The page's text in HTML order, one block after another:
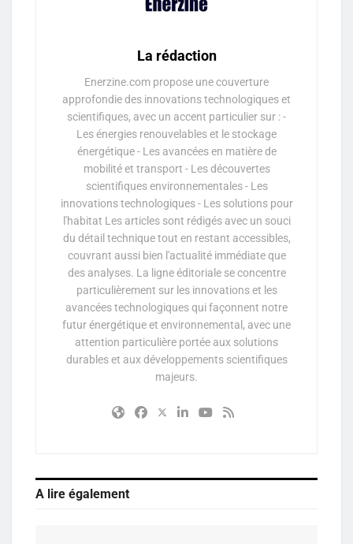
La rédaction
Enerzine.com propose une couverture
approfondie des innovations technologiques et
scientifiques, avec un accent particulier sur : -
Les énergies renouvelables et le stockage
énergétique - Les avancées en matière de
mobilité et transport - Les découvertes
scientifiques environnementales - Les
innovations technologiques - Les solutions pour
l'habitat Les articles sont rédigés avec un souci
du détail technique tout en restant accessibles,
couvrant aussi bien l'actualité immédiate que
des analyses. La ligne éditoriale se concentre
particulièrement sur les innovations et les
avancées technologiques qui façonnent notre
futur énergétique et environnemental, avec une
attention particulière portée aux solutions
durables et aux développements scientifiques
majeurs.
A lire également